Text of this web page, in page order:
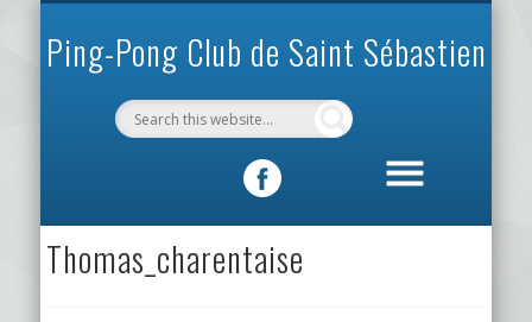
Ping-Pong Club de Saint Sébastien
Thomas_charentaise